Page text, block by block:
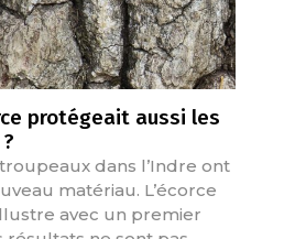
protégeait aussi les
dans l’Indre ont
matériau. L’écorce
avec un premier